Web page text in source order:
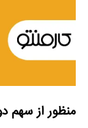
منظور از سهم